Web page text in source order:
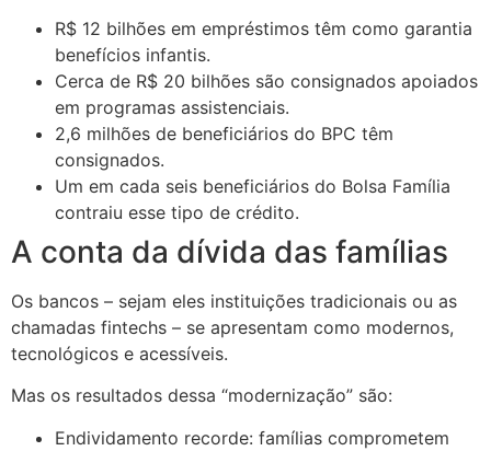
R$ 12 bilhões em empréstimos têm como garantia
benefícios infantis.
Cerca de R$ 20 bilhões são consignados apoiados
em programas assistenciais.
2,6 milhões de beneficiários do BPC têm
consignados.
Um em cada seis beneficiários do Bolsa Família
contraiu esse tipo de crédito.
A conta da dívida das famílias
Os bancos – sejam eles instituições tradicionais ou as
chamadas fintechs – se apresentam como modernos,
tecnológicos e acessíveis.
Mas os resultados dessa “modernização” são:
Endividamento recorde: famílias comprometem